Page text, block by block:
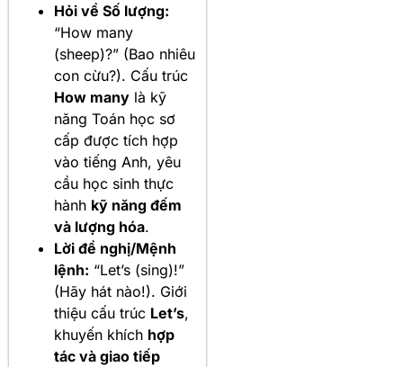
Hỏi về Số lượng:
“How many
(sheep)?” (Bao nhiêu
con cừu?). Cấu trúc
How many là kỹ
năng Toán học sơ
cấp được tích hợp
vào tiếng Anh, yêu
cầu học sinh thực
hành kỹ năng đếm
và lượng hóa.
Lời đề nghị/Mệnh
lệnh: “Let’s (sing)!”
(Hãy hát nào!). Giới
thiệu cấu trúc Let’s,
khuyến khích hợp
tác và giao tiếp